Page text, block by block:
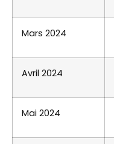
Mars 2024
Avril 2024
Mai 2024